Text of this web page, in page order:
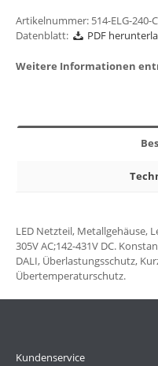
Artikelnummer: 514-ELG-240-
Datenblatt:
PDF
Weitere Informationen
LED Netzteil, Metallgehäuse,
305V AC;142-431V DC.
DALI, Überlastungsschutz,
Übertemperaturschutz.
Kundenservice